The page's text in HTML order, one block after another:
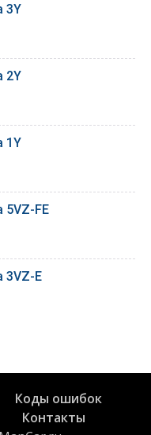
3Y
2Y
1Y
5VZ-FE
3VZ-E
Коды ошибок
Контакты